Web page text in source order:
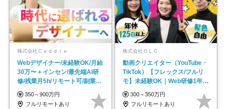
株式会社Ｃａｄｄｉｅ
Webデザイナー/未経験OK/月給
30万〜＋インセン/最先端AI研
修/残業月5h/リモート可/副業
OK
350～900万円
フルリモートあり
株式会社ＯＬＣ
動画クリエイター（YouTube・
TikTok）【フレックス/フルリ
モ】未経験OK｜Web研修1年間
｜副業OK
300～350万円
フルリモートあり